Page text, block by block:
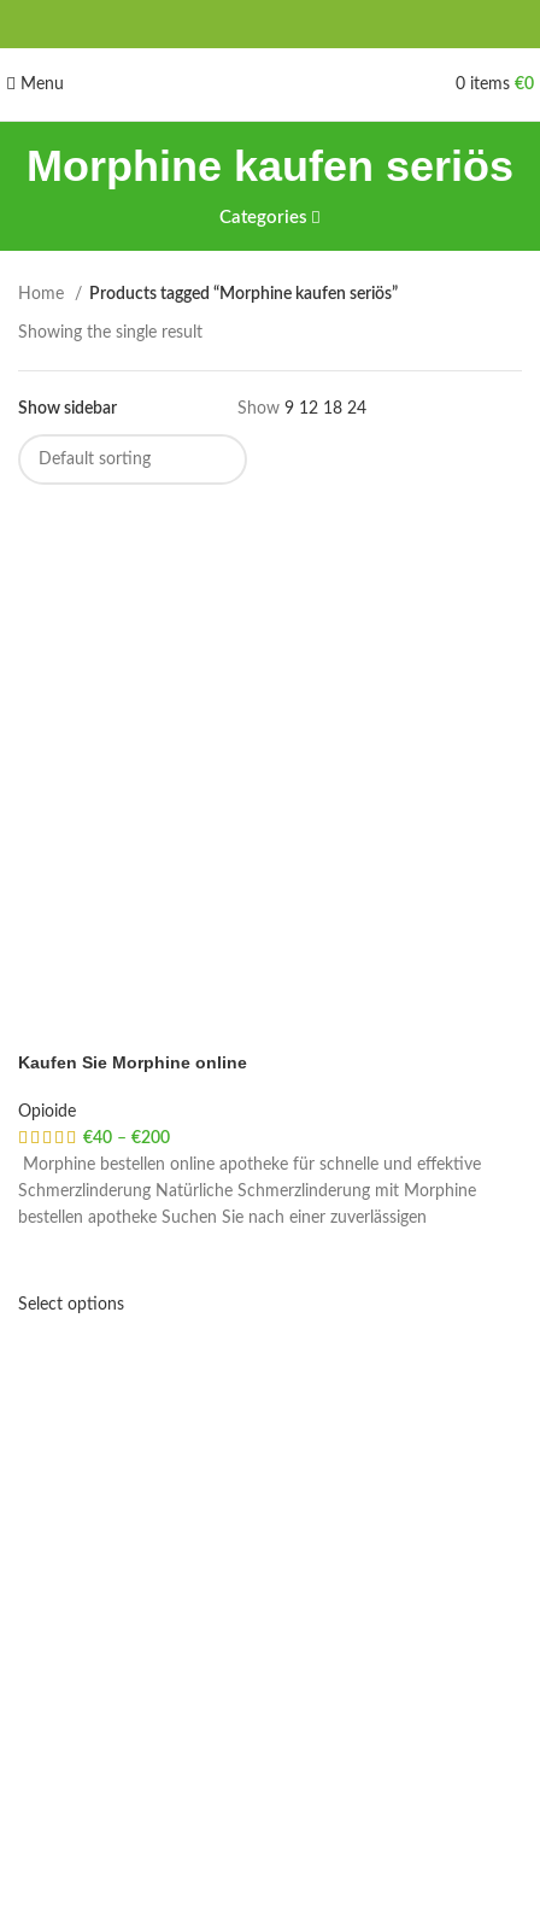
Menu 0 items €0
Morphine kaufen seriös
Categories
Home Products tagged “Morphine kaufen seriös”
Showing the single result
Show sidebar Show 9 12 18 24
Kaufen Sie Morphine online
Opioide
€40 – €200
Morphine bestellen online apotheke für schnelle und effektive
Schmerzlinderung Natürliche Schmerzlinderung mit Morphine
bestellen apotheke Suchen Sie nach einer zuverlässigen
Select options